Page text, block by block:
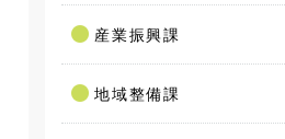
産業振興課
地域整備課